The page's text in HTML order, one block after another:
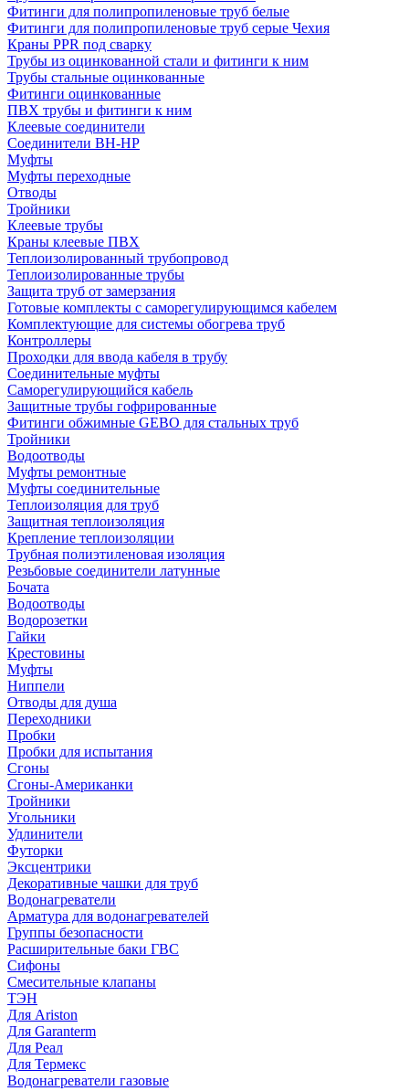
Фитинги для полипропиленовые труб белые
Фитинги для полипропиленовые труб серые Чехия
Краны PPR под сварку
Трубы из оцинкованной стали и фитинги к ним
Трубы стальные оцинкованные
Фитинги оцинкованные
ПВХ трубы и фитинги к ним
Клеевые соединители
Соединители ВН-НР
Муфты
Муфты переходные
Отводы
Тройники
Клеевые трубы
Краны клеевые ПВХ
Теплоизолированный трубопровод
Теплоизолированные трубы
Защита труб от замерзания
Готовые комплекты с саморегулирующимся кабелем
Комплектующие для системы обогрева труб
Контроллеры
Проходки для ввода кабеля в трубу
Соединительные муфты
Саморегулирующийся кабель
Защитные трубы гофрированные
Фитинги обжимные GEBO для стальных труб
Тройники
Водоотводы
Муфты ремонтные
Муфты соединительные
Теплоизоляция для труб
Защитная теплоизоляция
Крепление теплоизоляции
Трубная полиэтиленовая изоляция
Резьбовые соединители латунные
Бочата
Водоотводы
Водорозетки
Гайки
Крестовины
Муфты
Ниппели
Отводы для душа
Переходники
Пробки
Пробки для испытания
Сгоны
Сгоны-Американки
Тройники
Угольники
Удлинители
Футорки
Эксцентрики
Декоративные чашки для труб
Водонагреватели
Арматура для водонагревателей
Группы безопасности
Расширительные баки ГВС
Сифоны
Смесительные клапаны
ТЭН
Для Ariston
Для Garanterm
Для Реал
Для Термекс
Водонагреватели газовые